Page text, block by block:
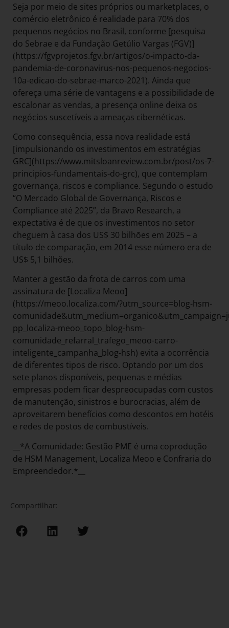
Seja por meio de sites próprios ou marketplaces, o
comércio eletrônico é realidade para 70% dos
pequenos negócios no Brasil, conforme [pesquisa
do Sebrae e da Fundação Getúlio Vargas (FGV)]
(https://fgvprojetos.fgv.br/artigos/o-impacto-da-
pandemia-de-coronavirus-nos-pequenos-negocios-
10a-edicao-do-sebrae-marco-2021). Ainda que
ofereça uma série de vantagens e a possibilidade de
escalonar as vendas, a presença online deixa os
negócios suscetíveis a ameaças cibernéticas.
Como consequência, essa nova realidade está
[impulsionando os investimentos em estratégias
GRC](https://www.mitsloanreview.com.br/post/os-7-
principios-fundamentais-do-grc), que contemplam
governança, riscos e compliance. Segundo o estudo
“O Mercado Global de Governança, Riscos e
Compliance até 2025”, da Bravo Research, a
expectativa é de que os investimentos no setor
cheguem à casa dos US$ 30 bilhões em 2025 – a
título de comparação, em 2014 esse número era de
US$ 5,1 bilhões.
Manter a gestão da frota de carros com uma
assinatura de [Localiza Meoo]
(https://meoo.localiza.com/?utm_source=blog-hsm-
pp_localiza-meoo_topo_blog-hsm-
comunidade_refarral_trafego_meoo-carro-
inteligente_campanha_blog-hsh) evita a ocorrência
de diferentes tipos de risco. Optando por um dos
sete planos disponíveis, pequenas e médias
empresas podem ficar despreocupadas com custos
de manutenção, sinistros e burocracias, além de
aproveitarem benefícios como descontos em hotéis
e redes de postos de combustíveis.
__*A Comunidade: Gestão PME é uma coprodução
de HSM Management, Localiza Meoo e Confraria do
Empreendedor.*__
Compartilhar: